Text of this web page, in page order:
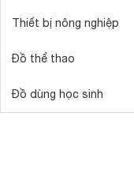
Thiết bị nông nghiệp
Đồ thể thao
Đồ dùng học sinh